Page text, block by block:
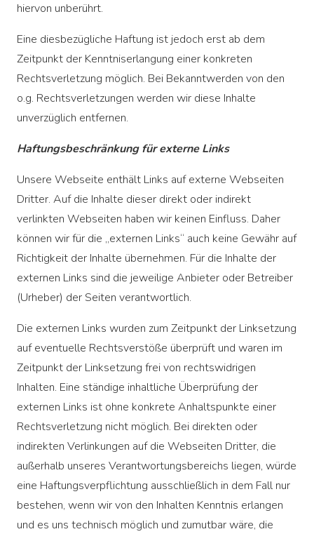
hiervon unberührt.
Eine diesbezügliche Haftung ist jedoch erst ab dem
Zeitpunkt der Kenntniserlangung einer konkreten
Rechtsverletzung möglich. Bei Bekanntwerden von den
o.g. Rechtsverletzungen werden wir diese Inhalte
unverzüglich entfernen.
Haftungsbeschränkung für externe Links
Unsere Webseite enthält Links auf externe Webseiten
Dritter. Auf die Inhalte dieser direkt oder indirekt
verlinkten Webseiten haben wir keinen Einfluss. Daher
können wir für die „externen Links“ auch keine Gewähr auf
Richtigkeit der Inhalte übernehmen. Für die Inhalte der
externen Links sind die jeweilige Anbieter oder Betreiber
(Urheber) der Seiten verantwortlich.
Die externen Links wurden zum Zeitpunkt der Linksetzung
auf eventuelle Rechtsverstöße überprüft und waren im
Zeitpunkt der Linksetzung frei von rechtswidrigen
Inhalten. Eine ständige inhaltliche Überprüfung der
externen Links ist ohne konkrete Anhaltspunkte einer
Rechtsverletzung nicht möglich. Bei direkten oder
indirekten Verlinkungen auf die Webseiten Dritter, die
außerhalb unseres Verantwortungsbereichs liegen, würde
eine Haftungsverpflichtung ausschließlich in dem Fall nur
bestehen, wenn wir von den Inhalten Kenntnis erlangen
und es uns technisch möglich und zumutbar wäre, die